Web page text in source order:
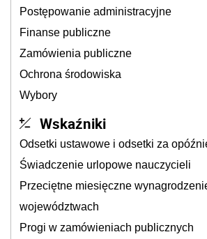
Postępowanie administracyjne
Finanse publiczne
Zamówienia publiczne
Ochrona środowiska
Wybory
Wskaźniki
Odsetki ustawowe i odsetki za
Świadczenie urlopowe nauczycieli
Przeciętne miesięczne
województwach
Progi w zamówieniach publicznych